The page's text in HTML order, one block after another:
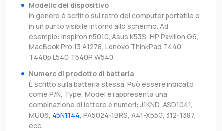
Modello del dispositivo
In genere è scritto sul retro del computer portatile o
in un punto visibile intorno allo schermo. Ad
esempio: Inspiron n5010, Asus K53S, HP Pavilion G6,
MacBook Pro 13 A1278, Lenovo ThinkPad T440
T440p L540 T540P W540.
Numero di prodotto di batteria
È scritto sulla batteria stessa. Può essere indicato
come P/N, Type, Model e rappresenta una
combinazione di lettere e numeri: J1KND, ASD1041,
MU06, 45N1144, PA5024-1BRS, A41-X550, 312-1387,
ecc.